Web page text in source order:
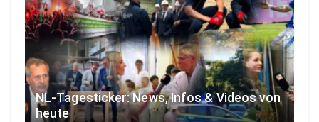
NL-Tagesticker: News, Infos & Videos von
heute